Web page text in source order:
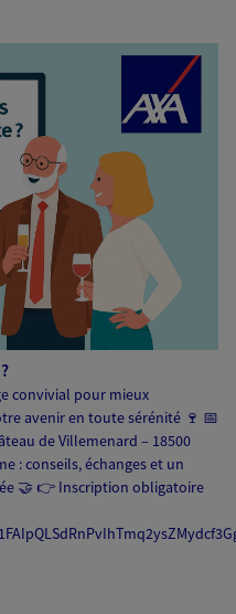
convivial pour mieux
avenir en toute sérénité 🍷 📅
de Villemenard – 18500
: conseils, échanges et un
🤝 👉 Inscription obligatoire